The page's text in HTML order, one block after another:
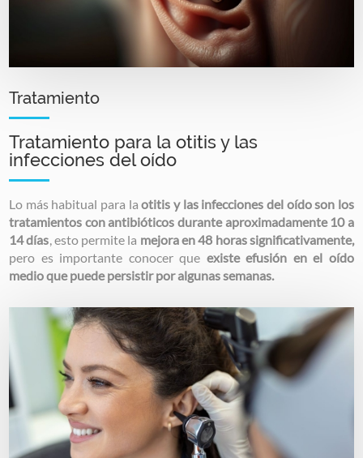
Tratamiento
Tratamiento para la otitis y las
infecciones del oído
Lo más habitual para laotitis y las infecciones del oído son los
tratamientos con antibióticos durante aproximadamente 10 a
14 días , esto permite la mejora en 48 horas significativamente,
pero es importante conocer que existe efusión en el oído
medio que puede persistir por algunas semanas.
Image